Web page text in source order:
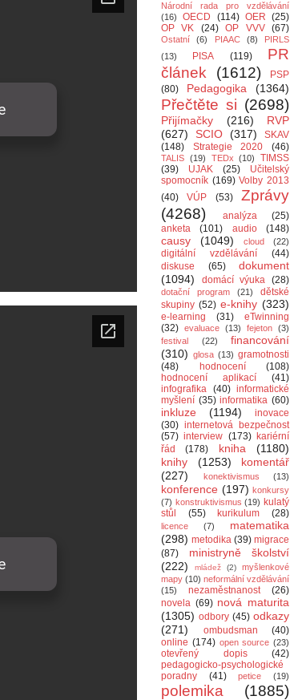
Národní rada pro vzdělávání
(16)
OECD (114) OER (25)
OP VK
(24) OP VVV (67)
Ostatní (6) PIAAC (8)
PIRLS
(13)
PISA (119)
PR
článek
(1612)
PSP
(80)
Pedagogika (1364)
Přečtěte si (2698)
Přijímačky (216)
RVP
(627)
SCIO (317)
SKAV
(148)
Strategie 2020 (46)
TALIS (19) TEDx (10)
TIMSS
(39)
UJAK (25)
Učitelský
spomocník (169) Volby 2013
(40)
VÚP (53)
Zprávy
(4268)
analýza
(25)
anketa
(101) audio (148)
causy (1049) cloud (22)
digitální vzdělávání
(44)
diskuse
(65)
dokument
(1094)
domácí výuka (28)
dotační program (21)
dětské
skupiny (52) e-knihy (323)
e-learning (31)
eTwinning
(32) evaluace (13) fejeton (3)
festival
(22)
financování
(310) glosa (13) gramotnosti
(48)
hodnocení
(108)
hodnocení aplikací
(41)
infografika (40) informatické
myšlení (35) informatika (60)
inkluze (1194)
inovace
(30) internetová bezpečnost
(57) interview (173) kariérní
řád
(178) kniha
(1180)
knihy
(1253)
komentář
(227)
konektivismus (13)
konference (197) konkursy
(7) konstruktivismus (19) kulatý
stůl
(55) kurikulum (28)
licence (7)
matematika
(298) metodika (39) migrace
(87)
ministryně školství
(222)
mládež (2)
myšlenkové
mapy (10) neformální vzdělávání
(15)
nezaměstnanost
(26)
novela (69) nová maturita
(1305) odbory (45) odkazy
(271)
ombudsman
(40)
online (174) open source (23)
otevřený dopis
(42)
pedagogicko-psychologické
poradny
(41) petice (19)
polemika
(1885)